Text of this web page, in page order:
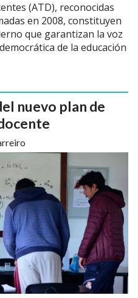
(ATD), reconocidas
en 2008, constituyen
que garantizan la voz
de la educación
nuevo plan de